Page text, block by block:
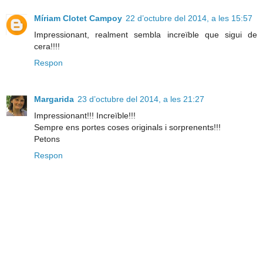
Míriam Clotet Campoy 22 d’octubre del 2014, a les 15:57
Impressionant, realment sembla increïble que sigui de
cera!!!!
Respon
Margarida 23 d’octubre del 2014, a les 21:27
Impressionant!!! Increïble!!!
Sempre ens portes coses originals i sorprenents!!!
Petons
Respon